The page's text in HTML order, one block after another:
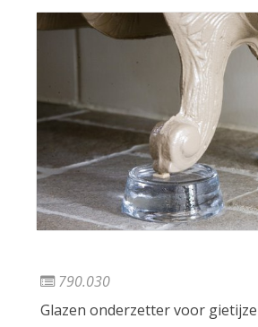
790.030
Glazen onderzetter voor